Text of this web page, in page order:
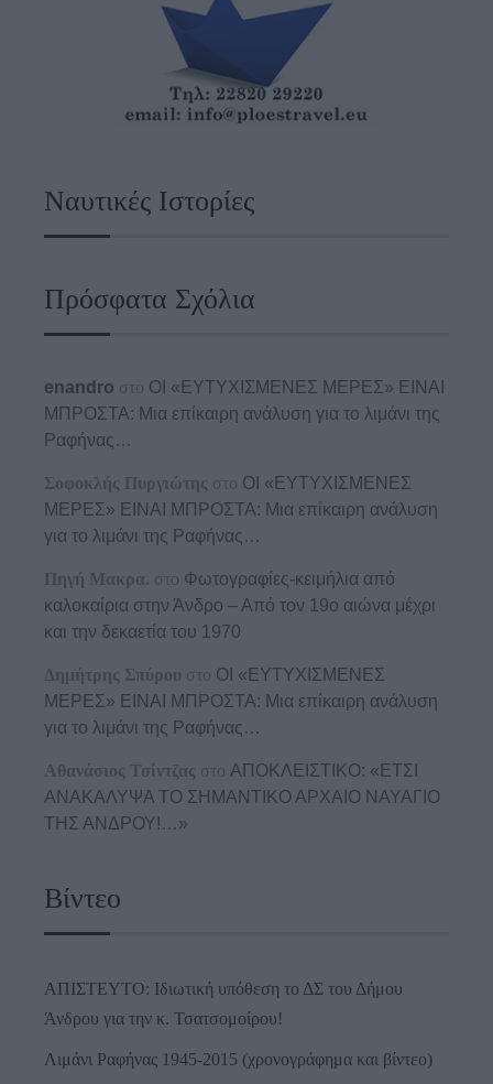
Ναυτικές Ιστορίες
Πρόσφατα Σχόλια
enandro στο ΟΙ «ΕΥΤΥΧΙΣΜΕΝΕΣ ΜΕΡΕΣ» ΕΙΝΑΙ
ΜΠΡΟΣΤΑ: Μια επίκαιρη ανάλυση για το λιμάνι της
Ραφήνας…
Σοφοκλής Πυργιώτης στο ΟΙ «ΕΥΤΥΧΙΣΜΕΝΕΣ
ΜΕΡΕΣ» ΕΙΝΑΙ ΜΠΡΟΣΤΑ: Μια επίκαιρη ανάλυση
για το λιμάνι της Ραφήνας…
Πηγή Μακρα. στο Φωτογραφίες-κειμήλια από
καλοκαίρια στην Άνδρο – Από τον 19ο αιώνα μέχρι
και την δεκαετία του 1970
Δημήτρης Σπύρου στο ΟΙ «ΕΥΤΥΧΙΣΜΕΝΕΣ
ΜΕΡΕΣ» ΕΙΝΑΙ ΜΠΡΟΣΤΑ: Μια επίκαιρη ανάλυση
για το λιμάνι της Ραφήνας…
Αθανάσιος Τσίντζας στο ΑΠΟΚΛΕΙΣΤΙΚΟ: «ΕΤΣΙ
ΑΝΑΚΑΛΥΨΑ ΤΟ ΣΗΜΑΝΤΙΚΟ ΑΡΧΑΙΟ ΝΑΥΑΓΙΟ
ΤΗΣ ΑΝΔΡΟΥ!…»
Βίντεο
ΑΠΙΣΤΕΥΤΟ: Ιδιωτική υπόθεση το ΔΣ του Δήμου
Άνδρου για την κ. Τσατσομοίρου!
Λιμάνι Ραφήνας 1945-2015 (χρονογράφημα και βίντεο)